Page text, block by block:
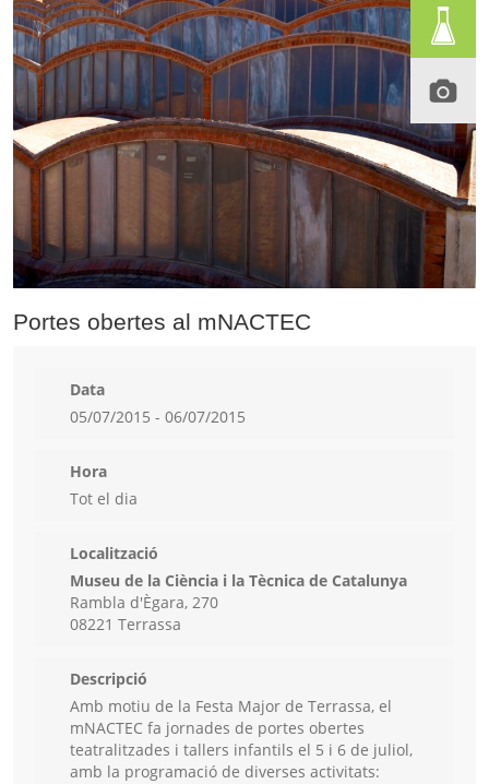
Portes obertes al mNACTEC
Data
05/07/2015 - 06/07/2015
Hora
Tot el dia
Localització
Museu de la Ciència i la Tècnica de Catalunya
Rambla d'Ègara, 270
08221 Terrassa
Descripció
Amb motiu de la Festa Major de Terrassa, el
mNACTEC fa jornades de portes obertes
teatralitzades i tallers infantils el 5 i 6 de juliol,
amb la programació de diverses activitats: